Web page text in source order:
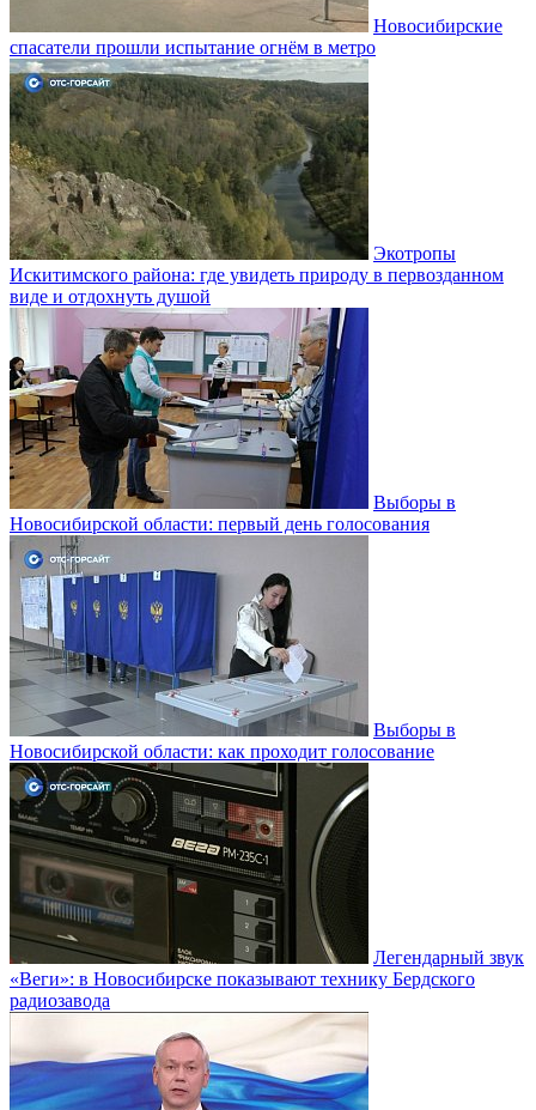
Новосибирские
спасатели прошли испытание огнём в метро
Экотропы
Искитимского района: где увидеть природу в первозданном
виде и отдохнуть душой
Выборы в
Новосибирской области: первый день голосования
Выборы в
Новосибирской области: как проходит голосование
Легендарный звук
«Веги»: в Новосибирске показывают технику Бердского
радиозавода